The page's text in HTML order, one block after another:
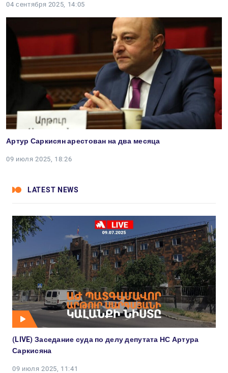
04 сентября 2025, 14:05
Артур Саркисян арестован на два месяца
09 июля 2025, 18:26
LATEST NEWS
(LIVE) Заседание суда по делу депутата НС Артура
Саркисяна
09 июля 2025, 11:41